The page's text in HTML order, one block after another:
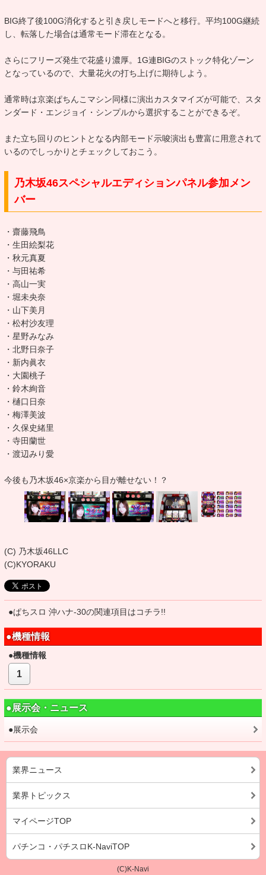
BIG終了後100G消化すると引き戻しモードへと移行。平均100G継続
し、転落した場合は通常モード滞在となる。
さらにフリーズ発生で花盛り濃厚。1G連BIGのストック特化ゾーン
となっているので、大量花火の打ち上げに期待しよう。
通常時は京楽ぱちんこマシン同様に演出カスタマイズが可能で、スタ
ンダード・エンジョイ・シンプルから選択することができるぞ。
また立ち回りのヒントとなる内部モード示唆演出も豊富に用意されて
いるのでしっかりとチェックしておこう。
乃木坂46スペシャルエディションパネル参加メン
バー
・齋藤飛鳥
・生田絵梨花
・秋元真夏
・与田祐希
・高山一実
・堀未央奈
・山下美月
・松村沙友理
・星野みなみ
・北野日奈子
・新内眞衣
・大園桃子
・鈴木絢音
・樋口日奈
・梅澤美波
・久保史緒里
・寺田蘭世
・渡辺みり愛
今後も乃木坂46×京楽から目が離せない！？
(C) 乃木坂46LLC
(C)KYORAKU
●ぱちスロ 沖ハナ-30の関連項目はコチラ!!
●機種情報
●機種情報
1
●展示会・ニュース
●展示会
業界ニュース
業界トピックス
マイページTOP
パチンコ・パチスロK-NaviTOP
(C)K-Navi